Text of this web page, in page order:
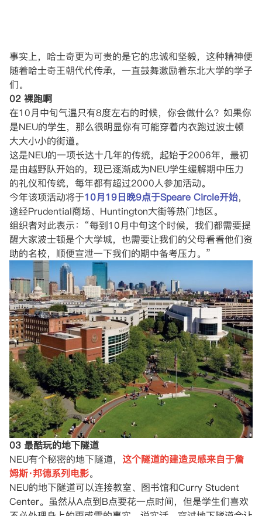
事实上，哈士奇更为可贵的是它的忠诚和坚毅，这种精神便
随着哈士奇王朝代代传承，一直鼓舞激励着东北大学的学子
们。
02 裸跑啊
在10月中旬气温只有8度左右的时候，你会做什么？如果你
是NEU的学生，那么很明显你有可能穿着内衣跑过波士顿
大大小小的街道。
这是NEU的一项长达十几年的传统，起始于2006年，最初
是由越野队开始的，现已逐渐成为NEU学生缓解期中压力
的礼仪和传统，每年都有超过2000人参加活动。
今年该项活动将于10月19日晚9点于Speare Circle开始，
途经Prudential商场、Huntington大街等热门地区。
组织者对此表示：“每到10月中旬这个时候，我们都需要提
醒大家波士顿是个大学城，也需要让我们的父母看看他们资
助的名校，顺便宣泄一下我们的期中备考压力。”
03 最酷玩的地下隧道
NEU有个秘密的地下隧道， 这个隧道的建造灵感来自于詹
姆斯·邦德系列电影。
NEU的地下隧道可以连接教室、图书馆和Curry Student
Center。虽然从A点到B点要花一点时间，但是学生们喜欢